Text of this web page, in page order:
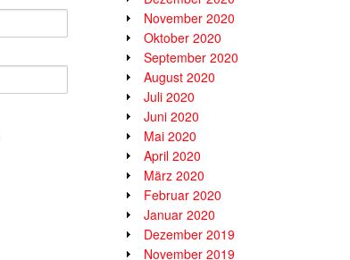
November 2020
Oktober 2020
September 2020
August 2020
Juli 2020
Juni 2020
Mai 2020
April 2020
März 2020
Februar 2020
Januar 2020
Dezember 2019
November 2019